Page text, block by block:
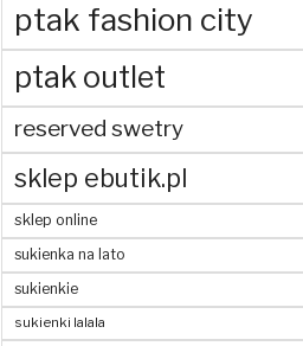
ptak fashion city
ptak outlet
reserved swetry
sklep ebutik.pl
sklep online
sukienka na lato
sukienkie
sukienki lalala